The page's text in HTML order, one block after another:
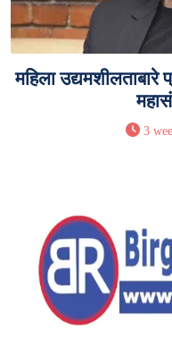
महिला उद्यमशीलताबारे
3